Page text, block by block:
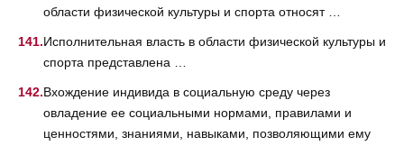
области физической культуры и спорта относят …
Исполнительная власть в области физической культуры и
спорта представлена …
Вхождение индивида в социальную среду через
овладение ее социальными нормами, правилами и
ценностями, знаниями, навыками, позволяющими ему